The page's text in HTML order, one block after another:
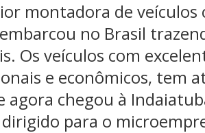
montadora de veículos
no Brasil
Os veículos com
e econômicos, tem
agora chegou à
dirigido para o